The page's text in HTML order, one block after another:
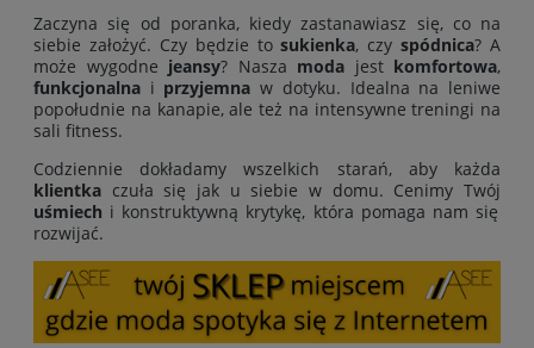
Zaczyna się od poranka, kiedy zastanawiasz się, co na
siebie założyć. Czy będzie tosukienka, czyspódnica? A
może wygodne jeansy? Nasza moda jest komfortowa,
funkcjonalna i przyjemna w dotyku. Idealna na leniwe
popołudnie na kanapie, ale też na intensywne treningi na
sali fitness.
Codziennie dokładamy wszelkich starań, aby każda
klientka czuła się jak u siebie w domu. Cenimy Twój
uśmiech i konstruktywną krytykę, która pomaga nam się
rozwijać.